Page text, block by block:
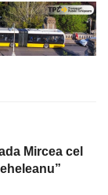
Mircea cel